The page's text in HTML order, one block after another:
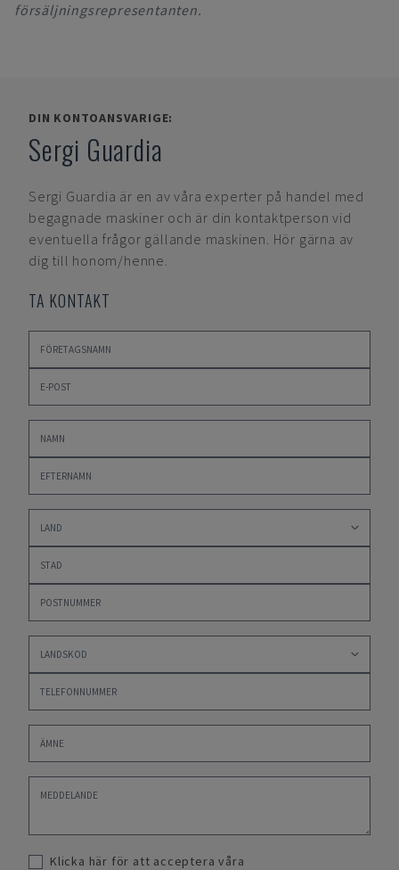
försäljningsrepresentanten.
DIN KONTOANSVARIGE:
Sergi Guardia
Sergi Guardia är en av våra experter på handel med
begagnade maskiner och är din kontaktperson vid
eventuella frågor gällande maskinen. Hör gärna av
dig till honom/henne.
TA KONTAKT
Klicka här för att acceptera våra